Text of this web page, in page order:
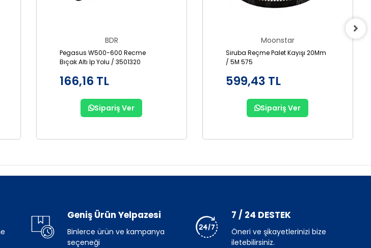
BDR
Pegasus W500-600 Recme
Bıçak Altı İp Yolu / 3501320
166,16 TL
Sipariş Ver
Moonstar
Siruba Reçme Palet Kayışı 20Mm
/ 5M 575
599,43 TL
Sipariş Ver
Geniş Ürün Yelpazesi
Binlerce ürün ve kampanya
seçeneği
7 / 24 DESTEK
Öneri ve şikayetlerinizi bize
iletebilirsiniz.